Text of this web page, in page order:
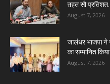
तहत सौ
August 7, 2026
जालंधर भाजपा ने
का सम्मानित किया
August 7, 2026